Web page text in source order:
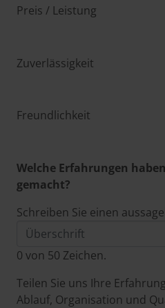
Preis / Leistung
Zuverlässigkeit
Freundlichkeit
Welche Erfahrungen
gemacht?
Schreiben Sie einen
0 von 50 Zeichen.
Teilen Sie uns Ihre
Ablauf, Organisation und